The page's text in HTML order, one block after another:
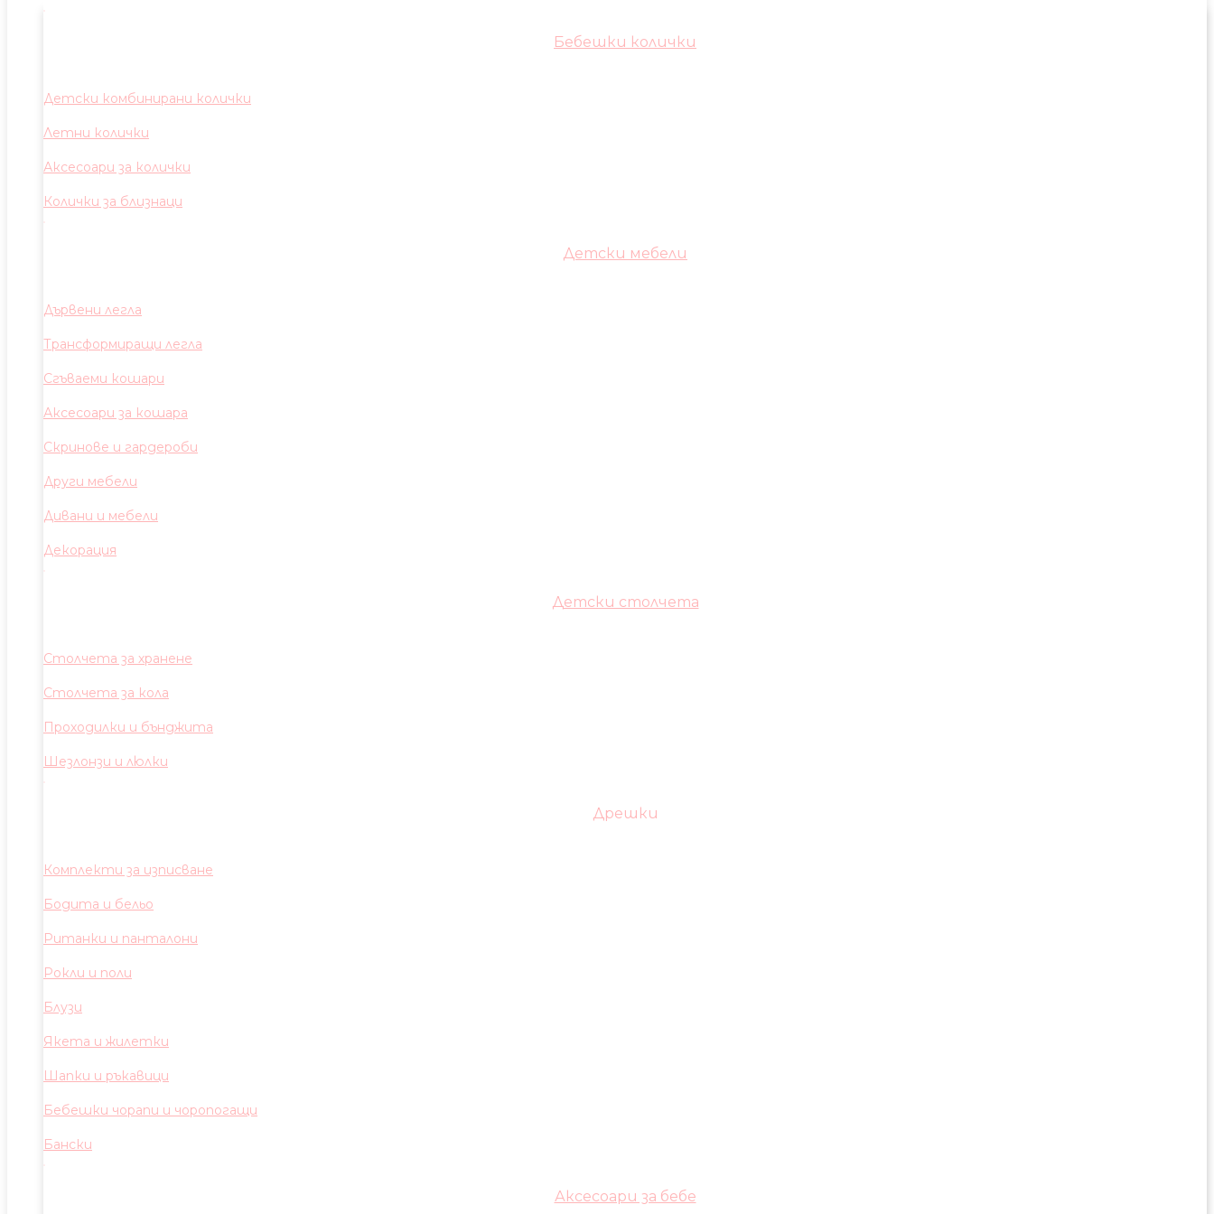
Бебешки колички
Детски комбинирани колички
Летни колички
Аксесоари за колички
Колички за близнаци
Детски мебели
Дървени легла
Трансформиращи легла
Сгъваеми кошари
Аксесоари за кошара
Скринове и гардероби
Други мебели
Дивани и мебели
Декорация
Детски столчета
Столчета за хранене
Столчета за кола
Проходилки и бънджита
Шезлонзи и люлки
Дрешки
Комплекти за изписване
Бодита и бельо
Ританки и панталони
Рокли и поли
Блузи
Якета и жилетки
Шапки и ръкавици
Бебешки чорапи и чоропогащи
Бански
Аксесоари за бебе